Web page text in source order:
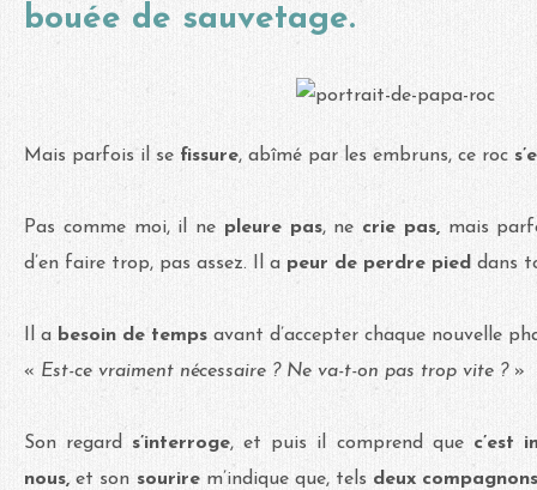
bouée de sauvetage.
Mais parfois il se fissure, abîmé par les embruns, ce roc
Pas comme moi, il ne pleure pas, ne crie pas,mais
d’en faire trop, pas assez. Il a peur de perdre pied dans
Il a besoin de temps avant d’accepter chaque nouvelle
« Est-ce vraiment nécessaire ? Ne va-t-on pas trop vite ? »
Son regard s’interroge, et puis il comprend que c’est
nous,et son sourire m’indique que, tels deux